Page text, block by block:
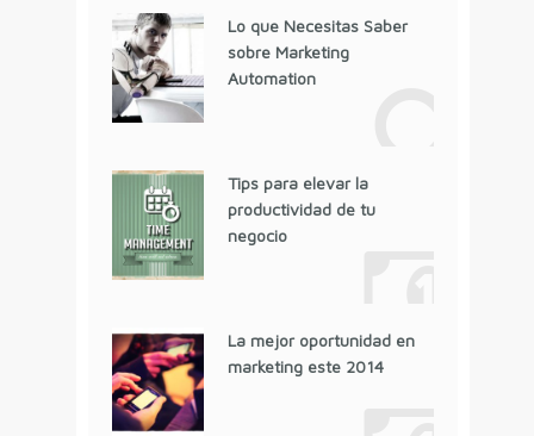
Lo que Necesitas Saber
sobre Marketing
Automation
Tips para elevar la
productividad de tu
negocio
La mejor oportunidad en
marketing este 2014